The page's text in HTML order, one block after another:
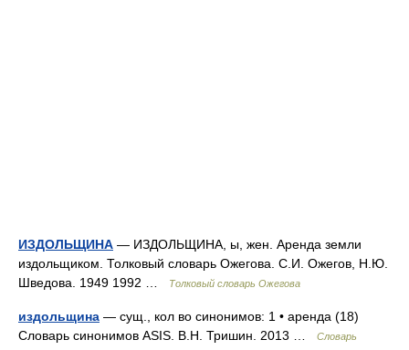
ИЗДОЛЬЩИНА — ИЗДОЛЬЩИНА, ы, жен. Аренда земли
издольщиком. Толковый словарь Ожегова. С.И. Ожегов, Н.Ю.
Шведова. 1949 1992 …
Толковый словарь Ожегова
издольщина — сущ., кол во синонимов: 1 • аренда (18)
Словарь синонимов ASIS. В.Н. Тришин. 2013 …
Словарь